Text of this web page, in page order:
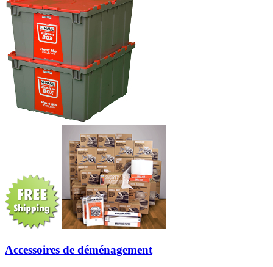
Accessoires de déménagement